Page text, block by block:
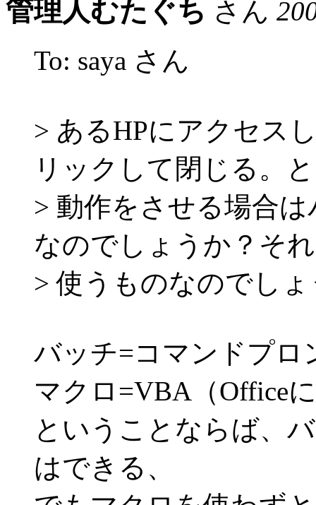
管理人むたぐち さん
To: saya さん
> あるHPにアクセス
リックして閉じる。
> 動作をさせる場合
なのでしょうか？そ
> 使うものなのでし
バッチ=コマンドプロ
マクロ=VBA（Office
ということならば、
はできる、